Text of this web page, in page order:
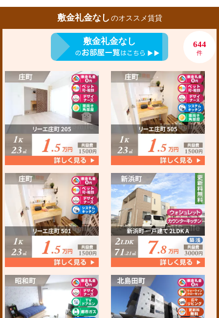
敷金礼金なし のオススメ賃貸
敷金礼金なし 644
件